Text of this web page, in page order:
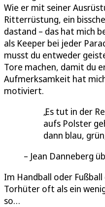
Wie er mit seiner
Ritterrüstung, ein
dastand – das hat mich
als Keeper bei jeder
musst du entweder
Tore machen, damit du
Aufmerksamkeit hat
motiviert.
Es tut in der
aufs Polster
dann blau,
Jean Danneberg
Im Handball oder
Torhüter oft als ein
so…